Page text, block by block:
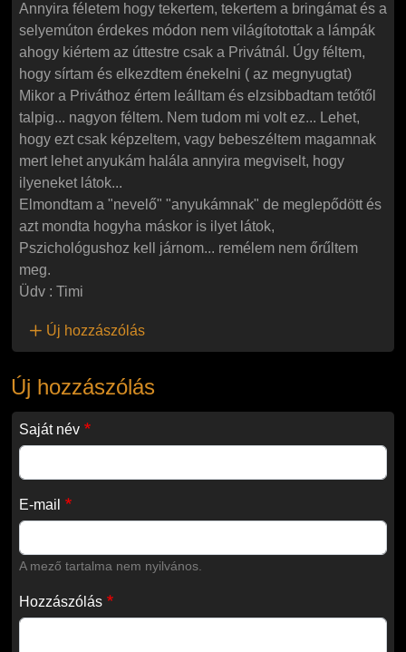
Annyira féletem hogy tekertem, tekertem a bringámat és a
selyemúton érdekes módon nem világítotottak a lámpák
ahogy kiértem az úttestre csak a Privátnál. Úgy féltem,
hogy sírtam és elkezdtem énekelni ( az megnyugtat)
Mikor a Priváthoz értem leálltam és elzsibbadtam tetőtől
talpig... nagyon féltem. Nem tudom mi volt ez... Lehet,
hogy ezt csak képzeltem, vagy bebeszéltem magamnak
mert lehet anyukám halála annyira megviselt, hogy
ilyeneket látok...
Elmondtam a "nevelő" "anyukámnak" de meglepődött és
azt mondta hogyha máskor is ilyet látok,
Pszichológushoz kell járnom... remélem nem őrűltem
meg.
Üdv : Timi
Új hozzászólás
Új hozzászólás
Saját név
E-mail
A mező tartalma nem nyilvános.
Hozzászólás